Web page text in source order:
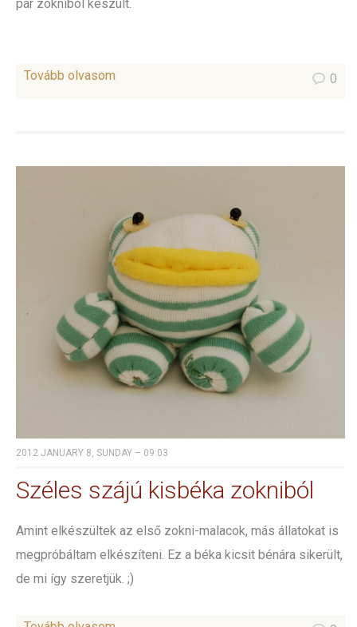
pár zokniból készült.
Tovább olvasom 0
2012 JANUARY 8, SUNDAY – 09:03
Széles szájú kisbéka zokniból
Amint elkészültek az első zokni-malacok, más állatokat is
megpróbáltam elkészíteni. Ez a béka kicsit bénára sikerült,
de mi így szeretjük. ;)